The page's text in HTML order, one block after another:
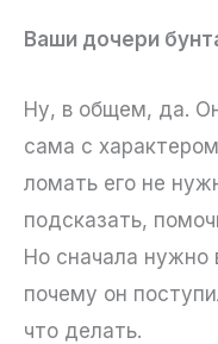
Ваши дочери
Ну, в общем, да.
сама с
ломать его не
подсказать,
Но сначала нужно
почему он
что делать.